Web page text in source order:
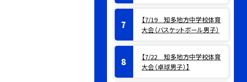
【7/19 知多地方中学校体育
大会（バスケットボール男子）
【7/22 知多地方中学校体育
大会（卓球男子）】